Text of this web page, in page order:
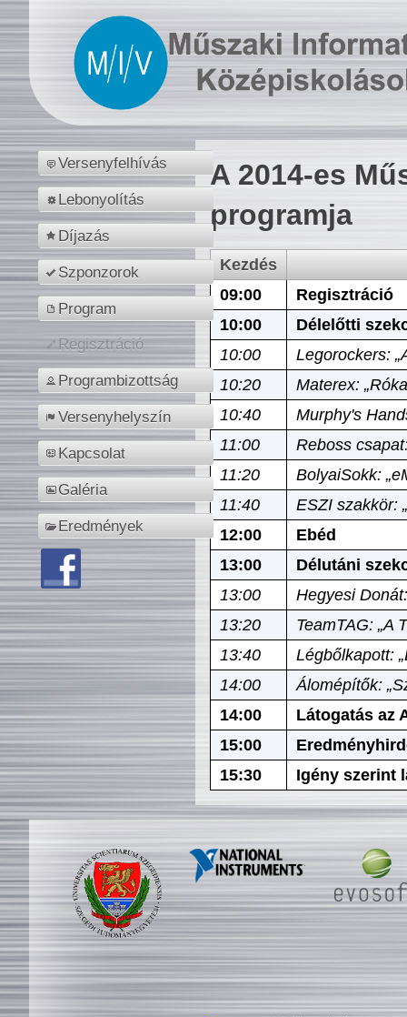
Versenyfelhívás
Lebonyolítás
Díjazás
Szponzorok
Program
Regisztráció
Programbizottság
Versenyhelyszín
Kapcsolat
Galéria
Eredmények
A 2014-es
programja
Kezdés
09:00
Regisztráció
10:00
Délelőtti
10:00
Legorockers:
10:20
Materex:
10:40
Murphy's
11:00
Reboss
11:20
BolyaiSokk:
11:40
ESZI szakkör:
12:00
Ebéd
13:00
Délutáni
13:00
Hegyesi
13:20
TeamTAG: „A
13:40
Légbőlkapott:
14:00
Álomépítők:
14:00
Látogatás az
15:00
15:30
Igény szerint